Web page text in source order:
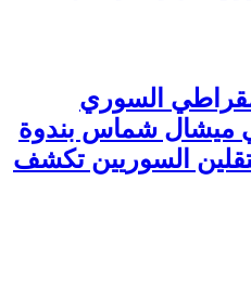
السوري
ميشال شماس بندوة
السوريين تكشف